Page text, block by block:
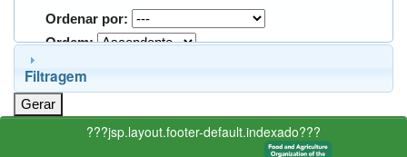
Ordenar por:
Ordem:
Filtragem
???jsp.layout.footer-default.indexado???